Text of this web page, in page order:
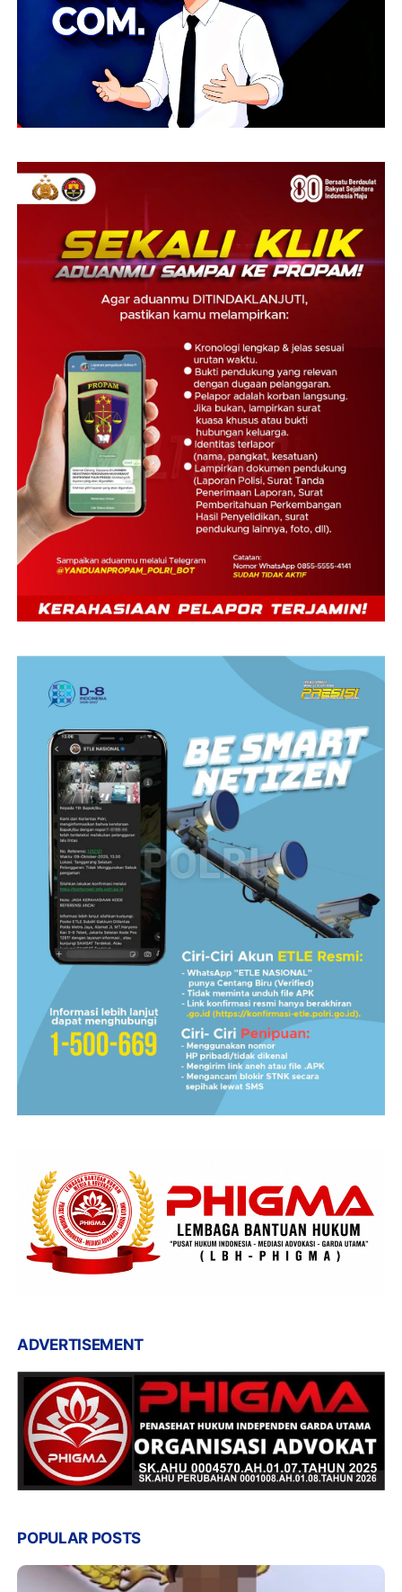
ADVERTISEMENT
POPULAR POSTS